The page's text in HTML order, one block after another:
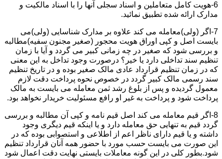
6-هویت کامل متعاملین و اسناد سجلی آنها را با اسناد مالکیت و
مدارک ارائه شده تطبیق نمائید.
7-اگر (ولی)معامله می کند علاوه بر مدارک شناسایی (ولی)می
بایست اصل و کپی اوراق هویت محجور (صغیر مجنون سفیه)مطالبه
و بررسی شود که صغیر در چه زمانی کبیر می گردد و آیا با زمان
تنظیم سند تداخلی دارد یا خیر؟ درصورت وجود تداخل به این معنی
که در زمان تنظیم قرارداد عادی مالک صغیر بوده و در تاریخ تنظیم
سند رسمی مالک کبیر گردد در خصوص نحوه پرداخت دقت لازم
معمول گردیده و پس از بلوغ رشد ثمن معامله می بایست به مالک
پرداخت شود و پرداخت به غیر او رافع مسئولیت خریدار نخواهد بود.
8-اگر قیم معامله می کند اصل قیم نامه و کپی آن مطالبه و بررسی
گردد قیم به تنهایی حق معامله دارد و یا اینکه قیم دیگری وجود
داشته و یا قیم دارای ناظر اعم از اطلاعی و استصوابی بوده که در
این صورت می بایست حسب مورد با حضور همه آنان قرارداد تنظیم
شود.بطور کلی در این گونه معاملات بایستی نهایت دقت اعمال شود